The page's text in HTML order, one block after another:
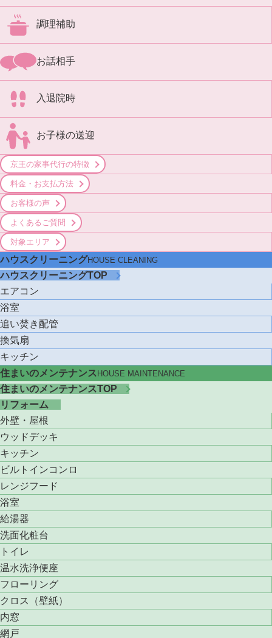
調理補助
お話相手
入退院時
お子様の送迎
京王の家事代行の特徴
料金・お支払方法
お客様の声
よくあるご質問
対象エリア
ハウスクリーニングHOUSE CLEANING
ハウスクリーニングTOP
エアコン
浴室
追い焚き配管
換気扇
キッチン
住まいのメンテナンス HOUSE MAINTENANCE
住まいのメンテナンスTOP
リフォーム
外壁・屋根
ウッドデッキ
キッチン
ビルトインコンロ
レンジフード
浴室
給湯器
洗面化粧台
トイレ
温水洗浄便座
フローリング
クロス（壁紙）
内窓
網戸